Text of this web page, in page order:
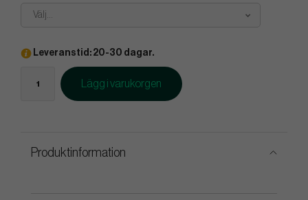
Välj...
Leveranstid: 20-30 dagar.
Lägg i varukorgen
Produktinformation